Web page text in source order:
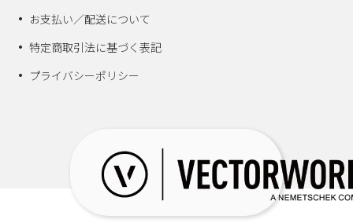
お支払い／配送について
特定商取引法に基づく表記
プライバシーポリシー